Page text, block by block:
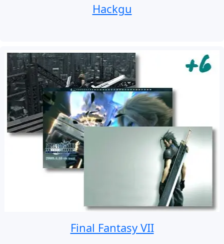
Hackgu
Final Fantasy VII